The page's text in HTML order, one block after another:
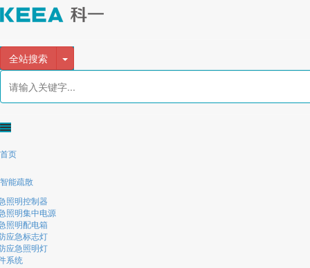
全站搜索
首页
智能疏散
照明控制器
照明集中电源
照明配电箱
应急标志灯
应急照明灯
系统